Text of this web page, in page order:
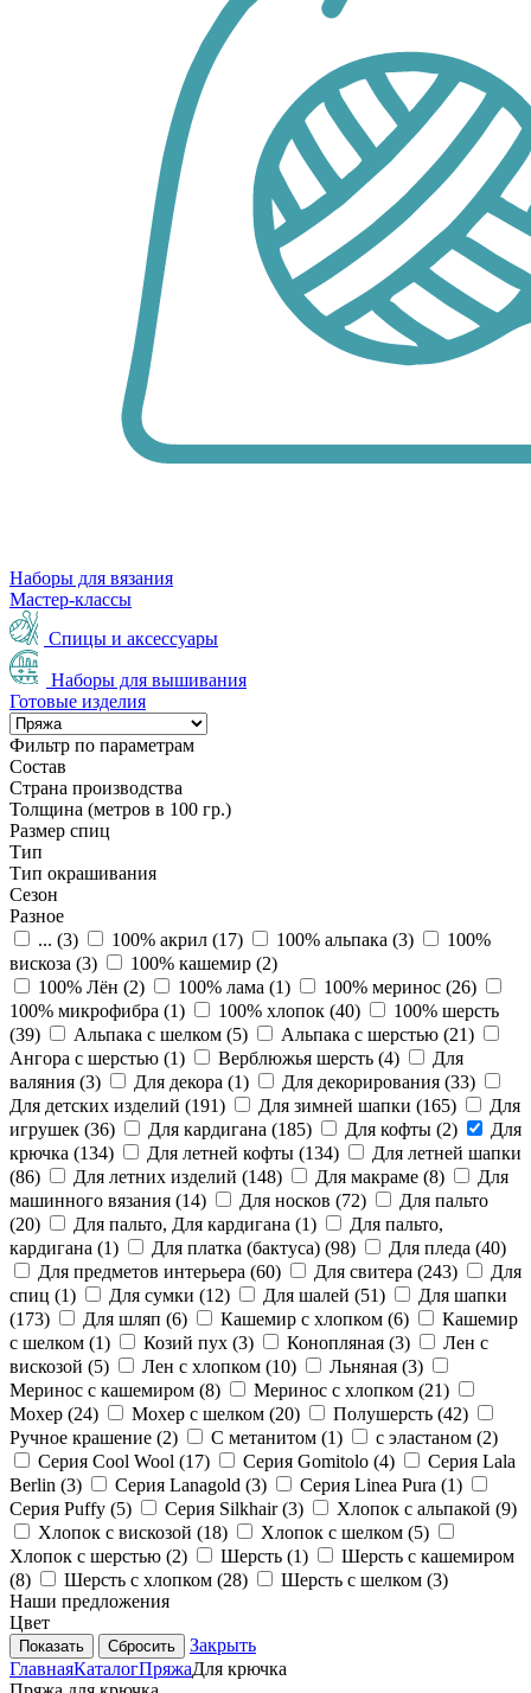
Наборы для вязания
Мастер-классы
Спицы и аксессуары
Наборы для вышивания
Готовые изделия
Фильтр по параметрам
Состав
Страна производства
Толщина (метров в 100 гр.)
Размер спиц
Тип
Тип окрашивания
Сезон
Разное
... (3) 100% акрил (17) 100% альпака (3)
100%
вискоза (3) 100% кашемир (2)
100% Лён (2) 100% лама (1) 100% меринос (26)
100% микрофибра (1) 100% хлопок (40)
100% шерсть
(39) Альпака с шелком (5) Альпака с шерстью (21)
Ангора с шерстью (1) Верблюжья шерсть (4)
Для
валяния (3) Для декора (1) Для декорирования (33)
Для детских изделий (191) Для зимней шапки (165)
Для
игрушек (36) Для кардигана (185) Для кофты (2)
Для
крючка (134) Для летней кофты (134)
Для летней шапки
(86) Для летних изделий (148) Для макраме (8)
Для
машинного вязания (14) Для носков (72)
Для пальто
(20) Для пальто, Для кардигана (1)
Для пальто,
кардигана (1) Для платка (бактуса) (98) Для пледа (40)
Для предметов интерьера (60) Для свитера (243)
Для
спиц (1) Для сумки (12) Для шалей (51)
Для шапки
(173) Для шляп (6) Кашемир с хлопком (6)
Кашемир
с шелком (1) Козий пух (3) Конопляная (3)
Лен с
вискозой (5) Лен с хлопком (10) Льняная (3)
Меринос с кашемиром (8) Меринос с хлопком (21)
Мохер (24) Мохер с шелком (20) Полушерсть (42)
Ручное крашение (2) С метанитом (1) с эластаном (2)
Серия Cool Wool (17) Серия Gomitolo (4)
Серия Lala
Berlin (3) Серия Lanagold (3) Серия Linea Pura (1)
Серия Puffy (5) Серия Silkhair (3) Хлопок с альпакой (9)
Хлопок с вискозой (18) Хлопок с шелком (5)
Хлопок с шерстью (2) Шерсть (1)
Шерсть с кашемиром
(8) Шерсть с хлопком (28) Шерсть с шелком (3)
Наши предложения
Цвет
Сбросить
Закрыть
ГлавнаяКаталогПряжаДля крючка